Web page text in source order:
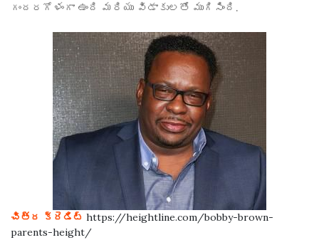
గందరగోళంగా ఉంది మరియు విడాకులతో ముగిసింది.
చిత్ర క్రెడిట్ https://heightline.com/bobby-brown-
parents-height/